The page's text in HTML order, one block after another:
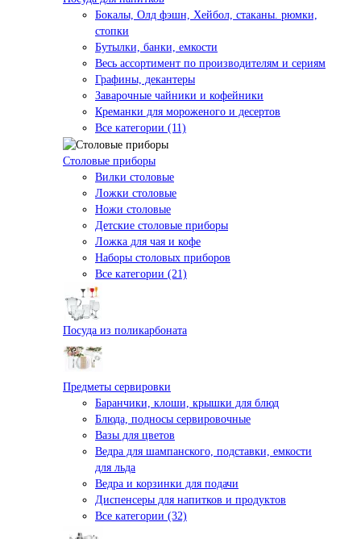
Бокалы, Олд фэшн, Хейбол, стаканы. рюмки,
стопки
Бутылки, банки, емкости
Весь ассортимент по производителям и сериям
Графины, декантеры
Заварочные чайники и кофейники
Креманки для мороженого и десертов
Все категории (11)
Столовые приборы
Вилки столовые
Ложки столовые
Ножи столовые
Детские столовые приборы
Ложка для чая и кофе
Наборы столовых приборов
Все категории (21)
Посуда из поликарбоната
Предметы сервировки
Баранчики, клоши, крышки для блюд
Блюда, подносы сервировочные
Вазы для цветов
Ведра для шампанского, подставки, емкости
для льда
Ведра и корзинки для подачи
Диспенсеры для напитков и продуктов
Все категории (32)